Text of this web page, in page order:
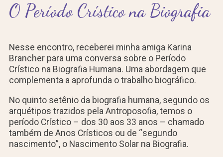
O Período Crístico na Biografia
Nesse encontro, receberei minha amiga Karina
Brancher para uma conversa sobre o Período
Crístico na Biografia Humana. Uma abordagem que
complementa a aprofunda o trabalho biográfico.
No quinto setênio da biografia humana, segundo os
arquétipos trazidos pela Antroposofia, temos o
período Crístico – dos 30 aos 33 anos – chamado
também de Anos Crísticos ou de “segundo
nascimento”, o Nascimento Solar na Biografia.